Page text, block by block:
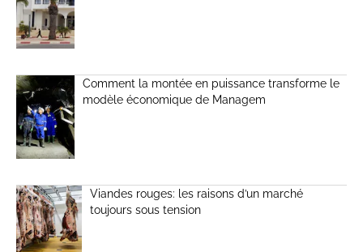
Comment la montée en puissance transforme le
modèle économique de Managem
Viandes rouges: les raisons d’un marché
toujours sous tension